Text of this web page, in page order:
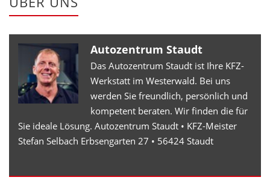
Autozentrum Staudt
Das Autozentrum Staudt ist Ihre KFZ-
Werkstatt im Westerwald. Bei uns
werden Sie freundlich, persönlich und
kompetent beraten. Wir finden die für
Sie ideale Lösung. Autozentrum Staudt • KFZ-Meister
Stefan Selbach Erbsengarten 27 • 56424 Staudt